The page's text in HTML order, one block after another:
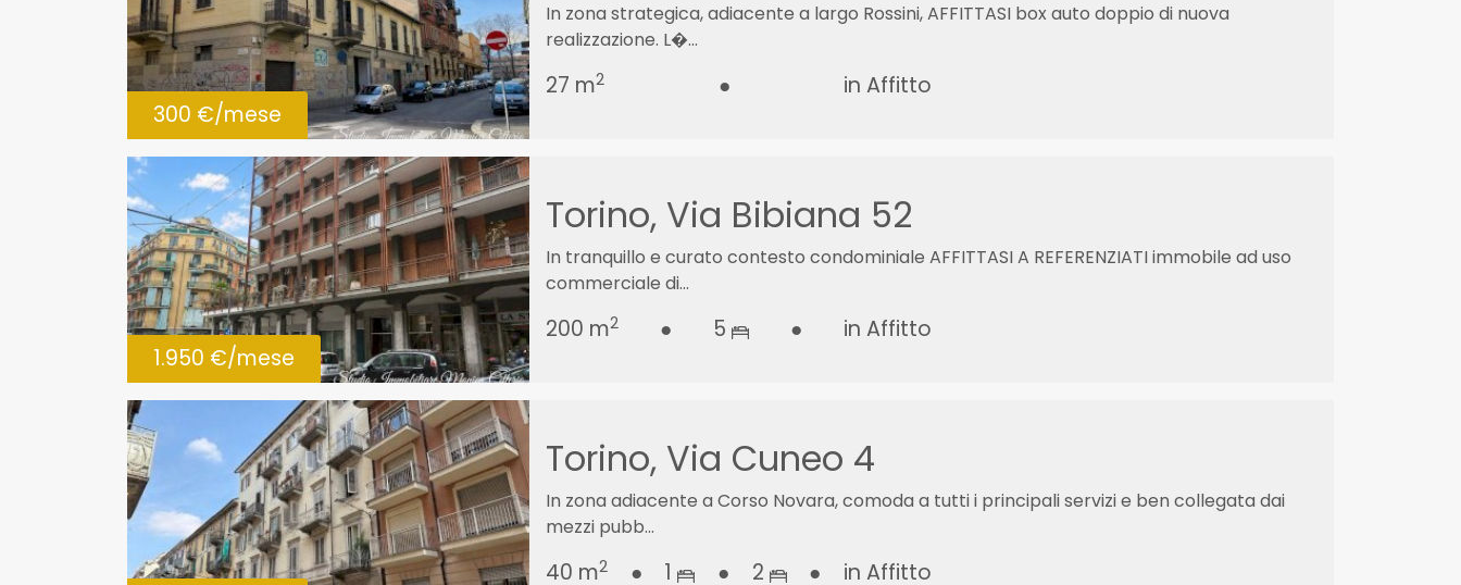
300 €/mese
In zona strategica, adiacente a largo Rossini, AFFITTASI box auto doppio di nuova
realizzazione. L�...
27 m2 ● in Affitto
1.950 €/mese
Torino, Via Bibiana 52
In tranquillo e curato contesto condominiale AFFITTASI A REFERENZIATI immobile ad uso
commerciale di...
200 m2 ● 5 ● in Affitto
Torino, Via Cuneo 4
In zona adiacente a Corso Novara, comoda a tutti i principali servizi e ben collegata dai
mezzi pubb...
40 m2 ● 1 ● 2 ● in Affitto